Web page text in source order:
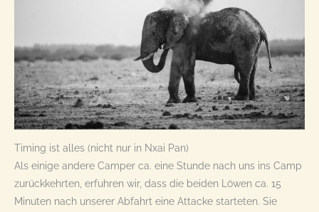
Timing ist alles (nicht nur in Nxai Pan)
Als einige andere Camper ca. eine Stunde nach uns ins Camp
zurückkehrten, erfuhren wir, dass die beiden Löwen ca. 15
Minuten nach unserer Abfahrt eine Attacke starteten. Sie